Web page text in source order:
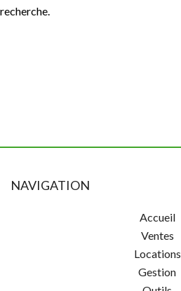
recherche.
NAVIGATION
Accueil
Ventes
Locations
Gestion